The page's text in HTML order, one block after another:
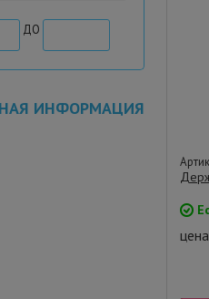
ДО
ИНФОРМАЦИЯ